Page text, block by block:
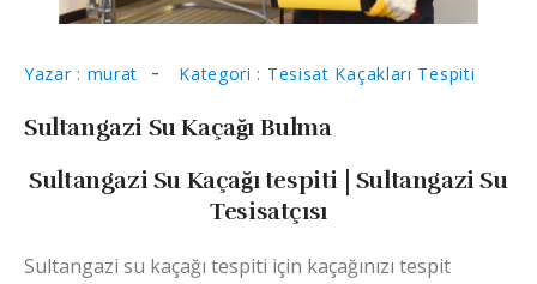
Yazar : murat Kategori : Tesisat Kaçakları Tespiti
Sultangazi Su Kaçağı Bulma
Sultangazi Su Kaçağı tespiti | Sultangazi Su
Tesisatçısı
Sultangazi su kaçağı tespiti için kaçağınızı tespit